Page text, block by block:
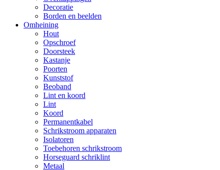
Decoratie
Borden en beelden
Omheining
Hout
Opschroef
Doorsteek
Kastanje
Poorten
Kunststof
Beoband
Lint en koord
Lint
Koord
Permanentkabel
Schrikstroom apparaten
Isolatoren
Toebehoren schrikstroom
Horseguard schriklint
Metaal